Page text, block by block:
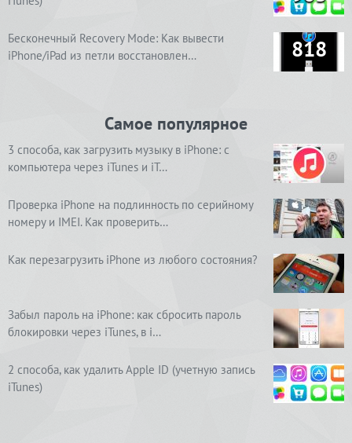
Бесконечный Recovery Mode: Как вывести
iPhone/iPad из петли восстановлен…
818
Самое популярное
3 способа, как загрузить музыку в iPhone: с
компьютера через iTunes и iT…
Проверка iPhone на подлинность по серийному
номеру и IMEI. Как проверить…
Как перезагрузить iPhone из любого состояния?
Забыл пароль на iPhone: как сбросить пароль
блокировки через iTunes, в i…
2 способа, как удалить Apple ID (учетную запись
iTunes)